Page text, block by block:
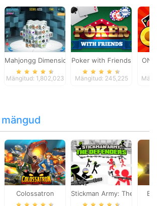
Mahjongg Dimensions
Mängitud: 1,802,023
Poker with Friends
Mängitud: 245,225
Colossatron Stickman Army: The